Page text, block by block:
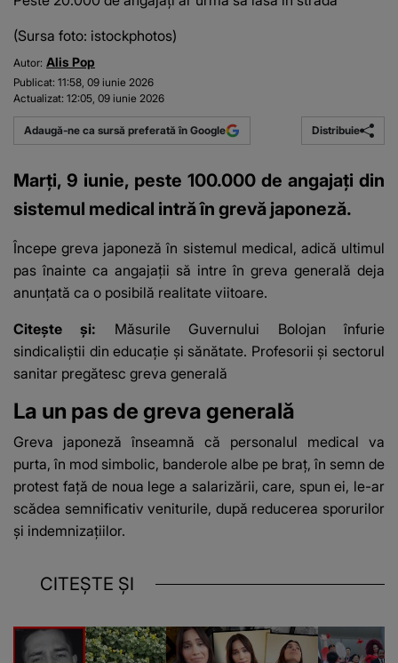
(Sursa foto: istockphotos)
Autor: Alis Pop
Publicat: 11:58, 09 iunie 2026
Actualizat: 12:05, 09 iunie 2026
Adaugă-ne ca sursă preferată în Google Distribuie
Marți, 9 iunie, peste 100.000 de angajați din
sistemul medical intră în grevă japoneză.
Începe greva japoneză în sistemul medical, adică ultimul
pas înainte ca angajații să intre în greva generală deja
anunțată ca o posibilă realitate viitoare.
Citește și: Măsurile Guvernului Bolojan înfurie
sindicaliștii din educație și sănătate. Profesorii și sectorul
sanitar pregătesc greva generală
La un pas de greva generală
Greva japoneză înseamnă că personalul medical va
purta, în mod simbolic, banderole albe pe braț, în semn de
protest față de noua lege a salarizării, care, spun ei, le-ar
scădea semnificativ veniturile, după reducerea sporurilor
și indemnizațiilor.
CITEȘTE ȘI